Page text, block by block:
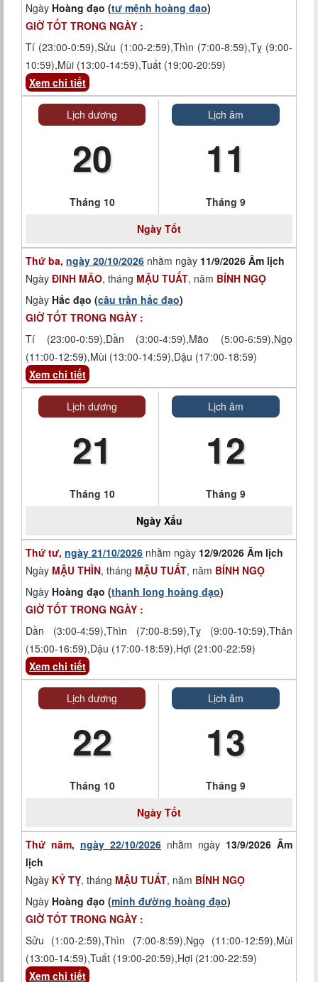
Ngày Hoàng đạo (tư mệnh hoàng đạo)
GIỜ TỐT TRONG NGÀY :
Tí (23:00-0:59),Sửu (1:00-2:59),Thìn (7:00-8:59),Tỵ (9:00-
10:59),Mùi (13:00-14:59),Tuất (19:00-20:59)
Xem chi tiết
Lịch dương
20
Tháng 10
Lịch âm
11
Tháng 9
Ngày Tốt
Thứ ba, ngày 20/10/2026 nhằm ngày 11/9/2026 Âm lịch
Ngày ĐINH MÃO, tháng MẬU TUẤT, năm BÍNH NGỌ
Ngày Hắc đạo (câu trần hắc đạo)
GIỜ TỐT TRONG NGÀY :
Tí (23:00-0:59),Dần (3:00-4:59),Mão (5:00-6:59),Ngọ
(11:00-12:59),Mùi (13:00-14:59),Dậu (17:00-18:59)
Xem chi tiết
Lịch dương
21
Tháng 10
Lịch âm
12
Tháng 9
Ngày Xấu
Thứ tư, ngày 21/10/2026 nhằm ngày 12/9/2026 Âm lịch
Ngày MẬU THÌN, tháng MẬU TUẤT, năm BÍNH NGỌ
Ngày Hoàng đạo (thanh long hoàng đạo)
GIỜ TỐT TRONG NGÀY :
Dần (3:00-4:59),Thìn (7:00-8:59),Tỵ (9:00-10:59),Thân
(15:00-16:59),Dậu (17:00-18:59),Hợi (21:00-22:59)
Xem chi tiết
Lịch dương
22
Tháng 10
Lịch âm
13
Tháng 9
Ngày Tốt
Thứ năm, ngày 22/10/2026 nhằm ngày 13/9/2026 Âm
lịch
Ngày KỶ TỴ, tháng MẬU TUẤT, năm BÍNH NGỌ
Ngày Hoàng đạo (minh đường hoàng đạo)
GIỜ TỐT TRONG NGÀY :
Sửu (1:00-2:59),Thìn (7:00-8:59),Ngọ (11:00-12:59),Mùi
(13:00-14:59),Tuất (19:00-20:59),Hợi (21:00-22:59)
Xem chi tiết